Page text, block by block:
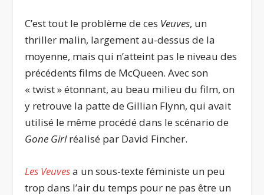
C’est tout le problème de ces Veuves, un
thriller malin, largement au-dessus de la
moyenne, mais qui n’atteint pas le niveau des
précédents films de McQueen. Avec son
« twist » étonnant, au beau milieu du film, on
y retrouve la patte de Gillian Flynn, qui avait
utilisé le même procédé dans le scénario de
Gone Girlréalisé par David Fincher.
Les Veuvesa un sous-texte féministe un peu
trop dans l’air du temps pour ne pas être un